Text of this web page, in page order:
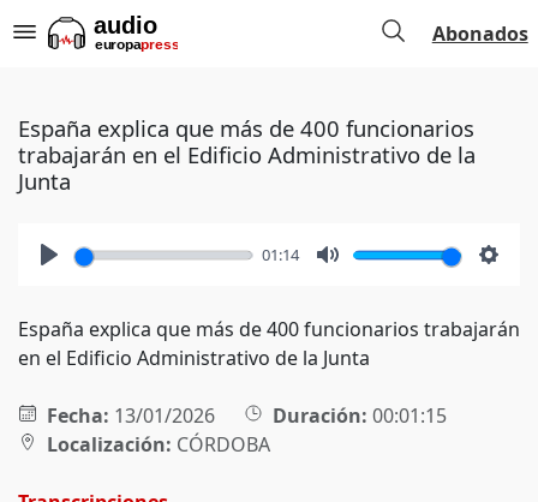
Abonados
España explica que más de 400 funcionarios
trabajarán en el Edificio Administrativo de la
Junta
01:14
España explica que más de 400 funcionarios trabajarán
en el Edificio Administrativo de la Junta
Fecha: 13/01/2026 Duración: 00:01:15
Localización: CÓRDOBA